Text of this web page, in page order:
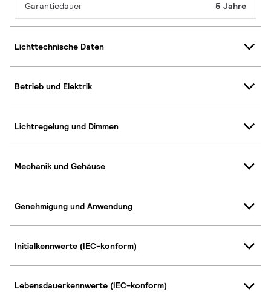
Garantiedauer 5 Jahre
Lichttechnische Daten
Betrieb und Elektrik
Lichtregelung und Dimmen
Mechanik und Gehäuse
Genehmigung und Anwendung
Initialkennwerte (IEC-konform)
Lebensdauerkennwerte (IEC-konform)